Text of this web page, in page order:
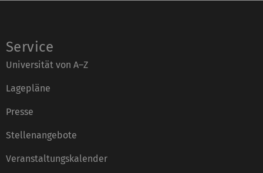
Service
Universität von A–Z
Lagepläne
Presse
Stellenangebote
Veranstaltungskalender